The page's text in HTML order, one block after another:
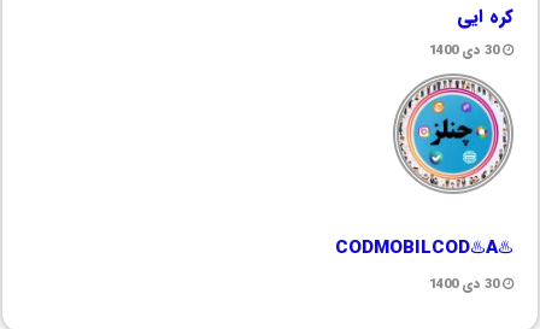
کره ایی
30 دی 1400
♨️CODMOBILCOD♨️A
30 دی 1400